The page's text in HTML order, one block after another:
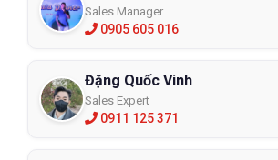
Sales Manager
0905 605 016
Đặng Quốc Vinh
Sales Expert
0911 125 371